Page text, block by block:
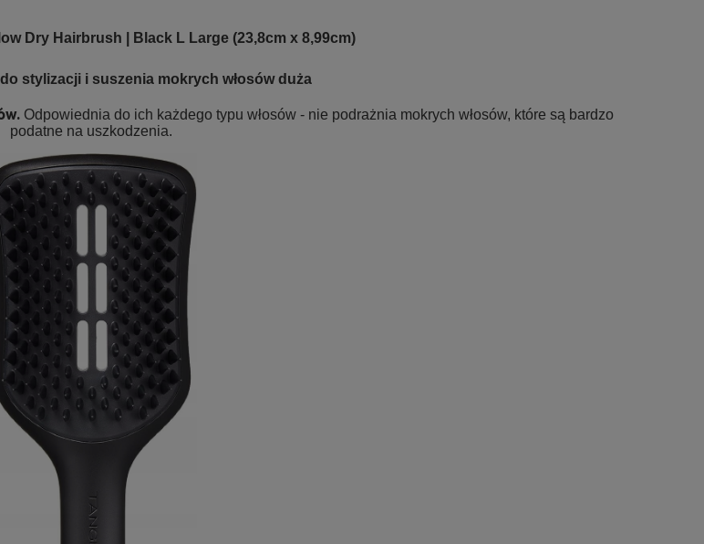
Dry Hairbrush | Black L Large (23,8cm x 8,99cm)
stylizacji i suszenia mokrych włosów duża
Odpowiednia do ich każdego typu włosów - nie podrażnia mokrych włosów, które są bardzo
podatne na uszkodzenia.